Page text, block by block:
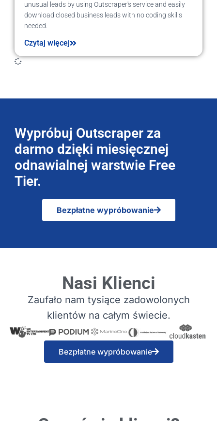
unusual leads by using Outscraper's service and easily
download closed business leads with no coding skills
needed.
Czytaj więcej
Wypróbuj Outscraper za
darmo dzięki miesięcznej
odnawialnej warstwie Free
Tier.
Bezpłatne wypróbowanie
Nasi Klienci
Zaufało nam tysiące zadowolonych
klientów na całym świecie.
Bezpłatne wypróbowanie